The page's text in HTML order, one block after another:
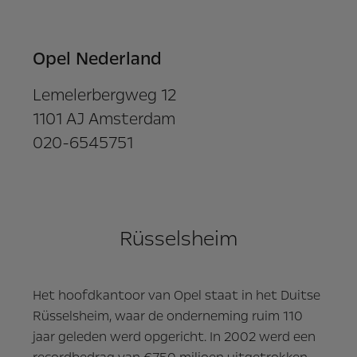
Opel Nederland
Lemelerbergweg 12
1101 AJ Amsterdam
020-6545751
Rüsselsheim
Het hoofdkantoor van Opel staat in het Duitse
Rüsselsheim, waar de onderneming ruim 110
jaar geleden werd opgericht. In 2002 werd een